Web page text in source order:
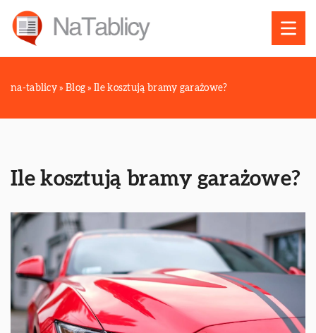
na-tablicy » Blog »Ile kosztują bramy garażowe?
Ile kosztują bramy garażowe?